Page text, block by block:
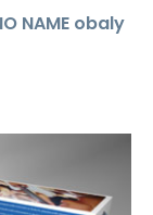
NAME obaly